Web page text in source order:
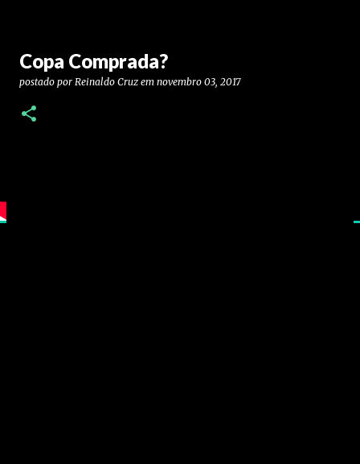
Copa Comprada?
postado por Reinaldo Cruz em novembro 03, 2017